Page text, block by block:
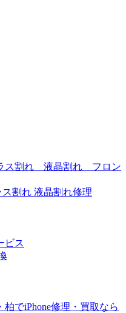
ス割れ 液晶割れ フロン
割れ 液晶割れ修理
ビス
でiPhone修理・買取なら